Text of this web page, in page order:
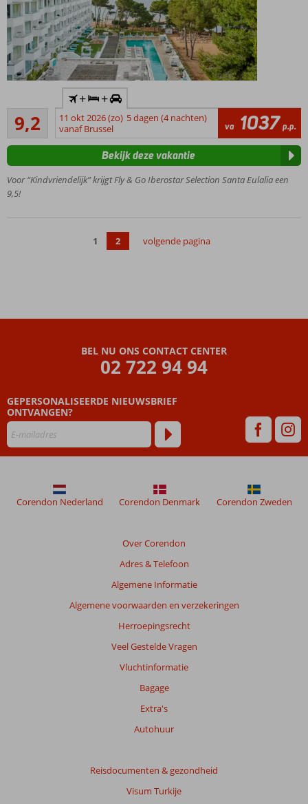
bekende
spots als
Ushuaia
en Hï
Ibiza
Only
Adult:
min.
16 jaar
S'Argamassa
Op
Inclusive
mogelijk
9,2
Uitstekend
45
beoordelingen
+ +
11 okt 2026 (zo) 5 dagen (4 nachten)
vanaf Brussel
va 1037 p.p.
Voor “Kindvriendelijk” krijgt Fly & Go Iberostar Selection Santa Eulalia een
9,5!
Bekijk deze vakantie
1 2 volgende pagina
BEL NU ONS CONTACT CENTER
02 722 94 94
GEPERSONALISEERDE NIEUWSBRIEF
ONTVANGEN?
Over Corendon
Adres & Telefoon
Algemene Informatie
Algemene voorwaarden en verzekeringen
Herroepingsrecht
Veel Gestelde Vragen
Vluchtinformatie
Bagage
Extra's
Autohuur
Reisdocumenten & gezondheid
Visum Turkije
Corendon Nederland Corendon Denmark Corendon Zweden